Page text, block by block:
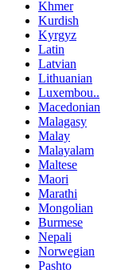
Khmer
Kurdish
Kyrgyz
Latin
Latvian
Lithuanian
Luxembou..
Macedonian
Malagasy
Malay
Malayalam
Maltese
Maori
Marathi
Mongolian
Burmese
Nepali
Norwegian
Pashto